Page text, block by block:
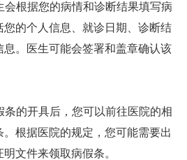
会根据您的病情和诊断结果填写病
的个人信息、就诊日期、诊断结
。医生可能会签署和盖章确认该
条的开具后，您可以前往医院的相
根据医院的规定，您可能需要出
文件来领取病假条。